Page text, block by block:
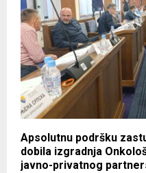
Apsolutnu podršku
dobila izgradnja
javno-privatnog